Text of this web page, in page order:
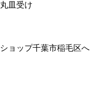
皿受け
ョップ千葉市稲毛区へ